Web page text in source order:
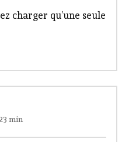
charger qu’une seule
min